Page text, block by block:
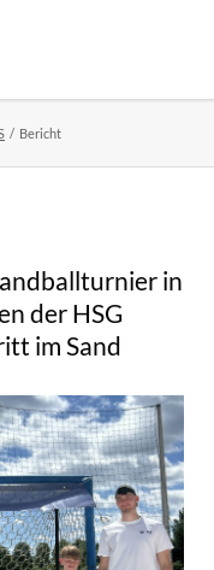
Bericht
in
der HSG
im Sand